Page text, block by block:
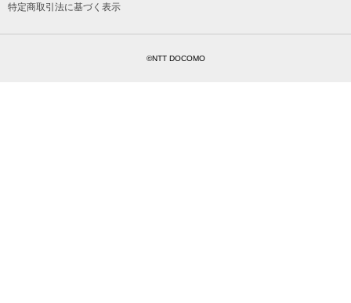
特定商取引法に基づく表示
©NTT DOCOMO